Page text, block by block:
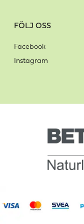
FÖLJ OSS
Facebook
Instagram